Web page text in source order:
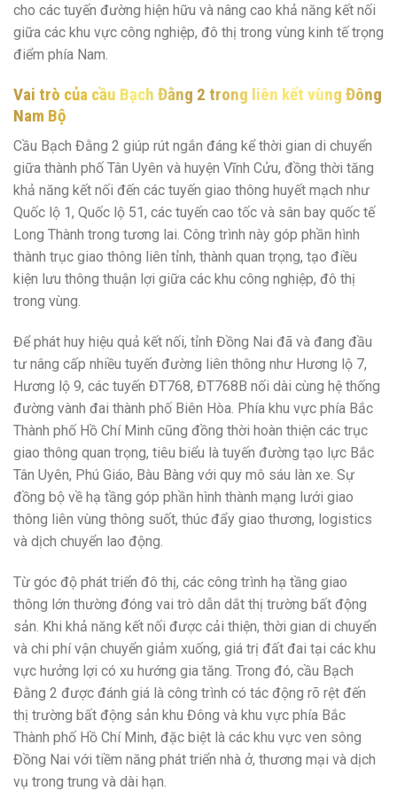
cho các tuyến đường hiện hữu và nâng cao khả năng kết nối
giữa các khu vực công nghiệp, đô thị trong vùng kinh tế trọng
điểm phía Nam.
Vai trò của cầu Bạch Đằng 2 trong liên kết vùng Đông
Nam Bộ
Cầu Bạch Đằng 2 giúp rút ngắn đáng kể thời gian di chuyển
giữa thành phố Tân Uyên và huyện Vĩnh Cửu, đồng thời tăng
khả năng kết nối đến các tuyến giao thông huyết mạch như
Quốc lộ 1, Quốc lộ 51, các tuyến cao tốc và sân bay quốc tế
Long Thành trong tương lai. Công trình này góp phần hình
thành trục giao thông liên tỉnh, thành quan trọng, tạo điều
kiện lưu thông thuận lợi giữa các khu công nghiệp, đô thị
trong vùng.
Để phát huy hiệu quả kết nối, tỉnh Đồng Nai đã và đang đầu
tư nâng cấp nhiều tuyến đường liên thông như Hương lộ 7,
Hương lộ 9, các tuyến ĐT768, ĐT768B nối dài cùng hệ thống
đường vành đai thành phố Biên Hòa. Phía khu vực phía Bắc
Thành phố Hồ Chí Minh cũng đồng thời hoàn thiện các trục
giao thông quan trọng, tiêu biểu là tuyến đường tạo lực Bắc
Tân Uyên, Phú Giáo, Bàu Bàng với quy mô sáu làn xe. Sự
đồng bộ về hạ tầng góp phần hình thành mạng lưới giao
thông liên vùng thông suốt, thúc đẩy giao thương, logistics
và dịch chuyển lao động.
Từ góc độ phát triển đô thị, các công trình hạ tầng giao
thông lớn thường đóng vai trò dẫn dắt thị trường bất động
sản. Khi khả năng kết nối được cải thiện, thời gian di chuyển
và chi phí vận chuyển giảm xuống, giá trị đất đai tại các khu
vực hưởng lợi có xu hướng gia tăng. Trong đó, cầu Bạch
Đằng 2 được đánh giá là công trình có tác động rõ rệt đến
thị trường bất động sản khu Đông và khu vực phía Bắc
Thành phố Hồ Chí Minh, đặc biệt là các khu vực ven sông
Đồng Nai với tiềm năng phát triển nhà ở, thương mại và dịch
vụ trong trung và dài hạn.